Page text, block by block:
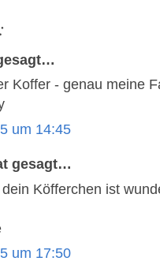
Koffer - genau meine
um 14:45
gesagt…
Köfferchen ist
um 17:50